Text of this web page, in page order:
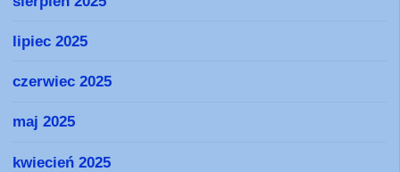
lipiec 2025
czerwiec 2025
maj 2025
kwiecień 2025